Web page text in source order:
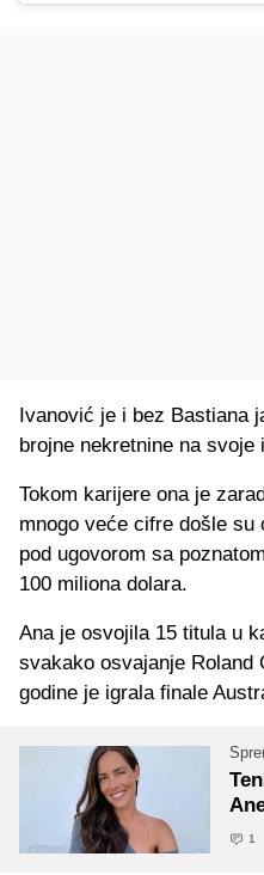
Ivanović je i bez Bastiana
brojne nekretnine na
Tokom karijere ona je
mnogo veće cifre došle
pod ugovorom sa
100 miliona dolara.
Ana je osvojila 15 titula u
svakako osvajanje Roland
godine je igrala finale
1